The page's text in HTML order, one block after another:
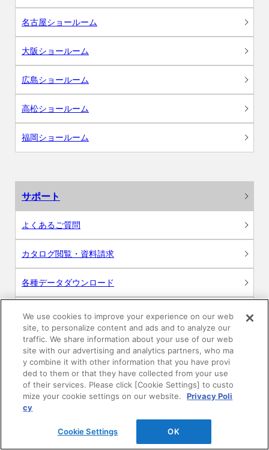
名古屋ショールーム
大阪ショールーム
広島ショールーム
高松ショールーム
福岡ショールーム
サポート
よくあるご質問
カタログ閲覧・資料請求
各種データダウンロード
WEB見積・各種シミュレーション
交換用部品の購入
修理・点検
お問い合わせ
We use cookies to improve your experience on our web
site, to personalize content and ads and to analyze our
traffic. We share information about your use of our web
site with our advertising and analytics partners, who ma
y combine it with other information that you have provi
ded to them or that they have collected from your use
of their services. Please click [Cookie Settings] to custo
mize your cookie settings on our website.
Privacy Poli
cy
Cookie Settings OK